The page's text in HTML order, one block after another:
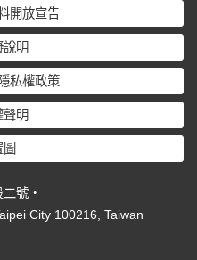
開放宣告
說明
私權政策
聲明
圖
二號‧
City 100216, Taiwan